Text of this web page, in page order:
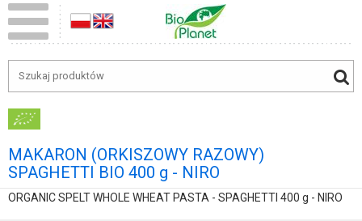
MAKARON (ORKISZOWY RAZOWY)
SPAGHETTI BIO 400 g - NIRO
ORGANIC SPELT WHOLE WHEAT PASTA - SPAGHETTI 400 g - NIRO